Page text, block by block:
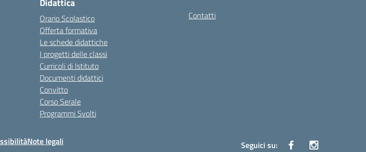
Didattica
Orario Scolastico
Offerta formativa
Le schede didattiche
I progetti delle classi
Curricoli di Istituto
Documenti didattici
Convitto
Corso Serale
Programmi Svolti
Contatti
Note legali Seguici su: